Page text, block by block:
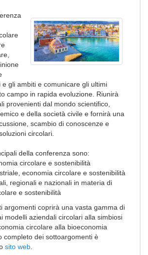
e gli ambiti e comunicare gli ultimi
campo in rapida evoluzione. Riunirà
provenienti dal mondo scientifico,
e della società civile e fornirà una
scambio di conoscenze e
circolari.
della conferenza sono:
circolare e sostenibilità
economia circolare e sostenibilità
regionali e nazionali in materia di
e sostenibilità
argomenti coprirà una vasta gamma di
modelli aziendali circolari alla simbiosi
circolare alla bioeconomia
completo dei sottoargomenti è
sito web